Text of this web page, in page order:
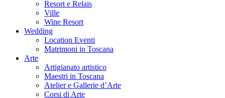
Resort e Relais
Ville
Wine Resort
Wedding
Location Eventi
Matrimoni in Toscana
Arte
Artigianato artistico
Maestri in Toscana
Atelier e Gallerie d’Arte
Corsi di Arte